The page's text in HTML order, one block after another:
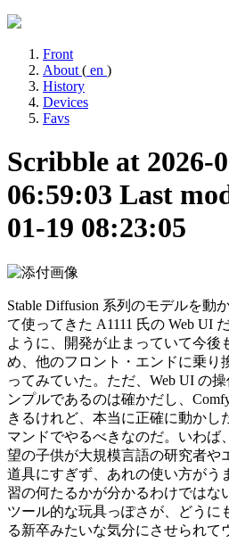
Front
About ( en )
History
Devices
Favs
Scribble at 2026-
06:59:03 Last
01-19 08:23:05
Stable Diffusion 系列のモデルを動
て使ってきた A1111 氏の Web UI
ように、開発が止まっていて今後
め、他のフロント・エンドに乗り
ってみていた。ただ、Web UI の
ンプルであるのは確かだし、
きるけれど、本当に正確に動かし
マンドでやるべきなのだ。いわば
望の子供が大規模言語の研究者や
道具にすぎず、あれの使い方がう
習の何たるかが分かるわけではな
ツール的な玩具っぽさが、どうに
る新卒みたいな気分にさせられて